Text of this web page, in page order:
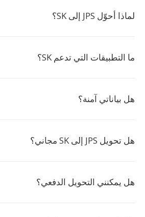
لماذا أحوّل JPS إلى SK؟
ما التطبيقات التي تدعم SK؟
هل بياناتي آمنة؟
هل تحويل JPS إلى SK مجاني؟
هل يمكنني التحويل الدفعي؟